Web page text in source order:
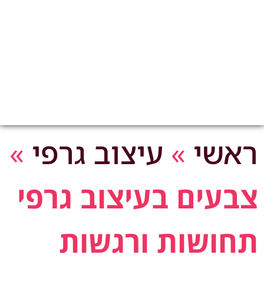
ראשי » עיצוב גרפי »
צבעים בעיצוב גרפי
תחושות ורגשות